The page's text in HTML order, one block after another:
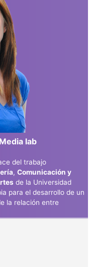
lab
del trabajo
, Comunicación y
de la Universidad
para el desarrollo de un
la relación entre